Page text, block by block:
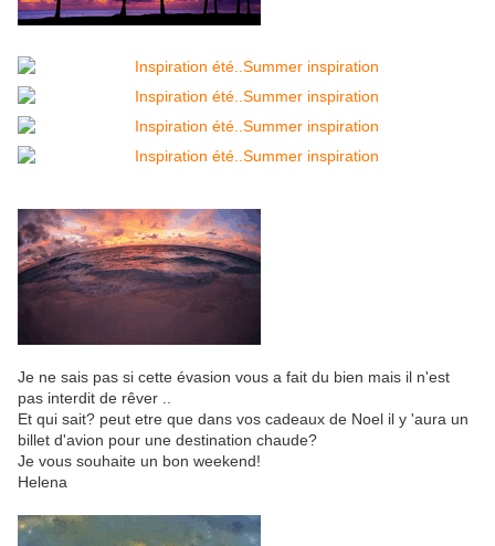
Je ne sais pas si cette évasion vous a fait du bien mais il n'est
pas interdit de rêver ..
Et qui sait? peut etre que dans vos cadeaux de Noel il y 'aura un
billet d'avion pour une destination chaude?
Je vous souhaite un bon weekend!
Helena